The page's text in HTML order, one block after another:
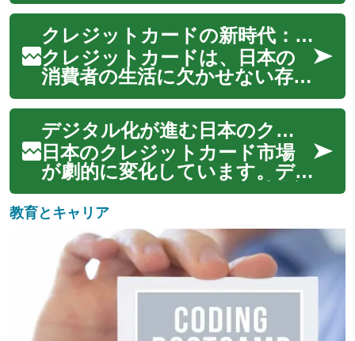
す。この記事では、...
の進歩により、クレジットカ
ードの世界は急速に変化してい
ます。デジタルカードや即時
承認などの新しい機能が登場
し、従来のカード利用体験を一
変させています。この...
クレジットカードの新時代：日本におけるデジタルカードと即時承認の革命
クレジットカードは、日本の
消費者の生活に欠かせない存在
となっています。しかし、テ
クノロジーの進化とともに、
クレジットカードの形態や申
し込み方法も大きく変化してい
ます。デジタルカードの登場
や即時承認システムの導入によ
り、クレジットカード...
デジタル化が進む日本のクレジットカード：即時発行の新時代
日本のクレジットカード市場
が劇的に変化しています。デ
ジタルカードの台頭と即時承認
システムの導入により、申込
から利用までのプロセスが革
新的に簡素化されました。この
変革は、消費者の利便性を飛躍
的に向上させるとともに、金融
機関にとっても効率...
教育とキャリア